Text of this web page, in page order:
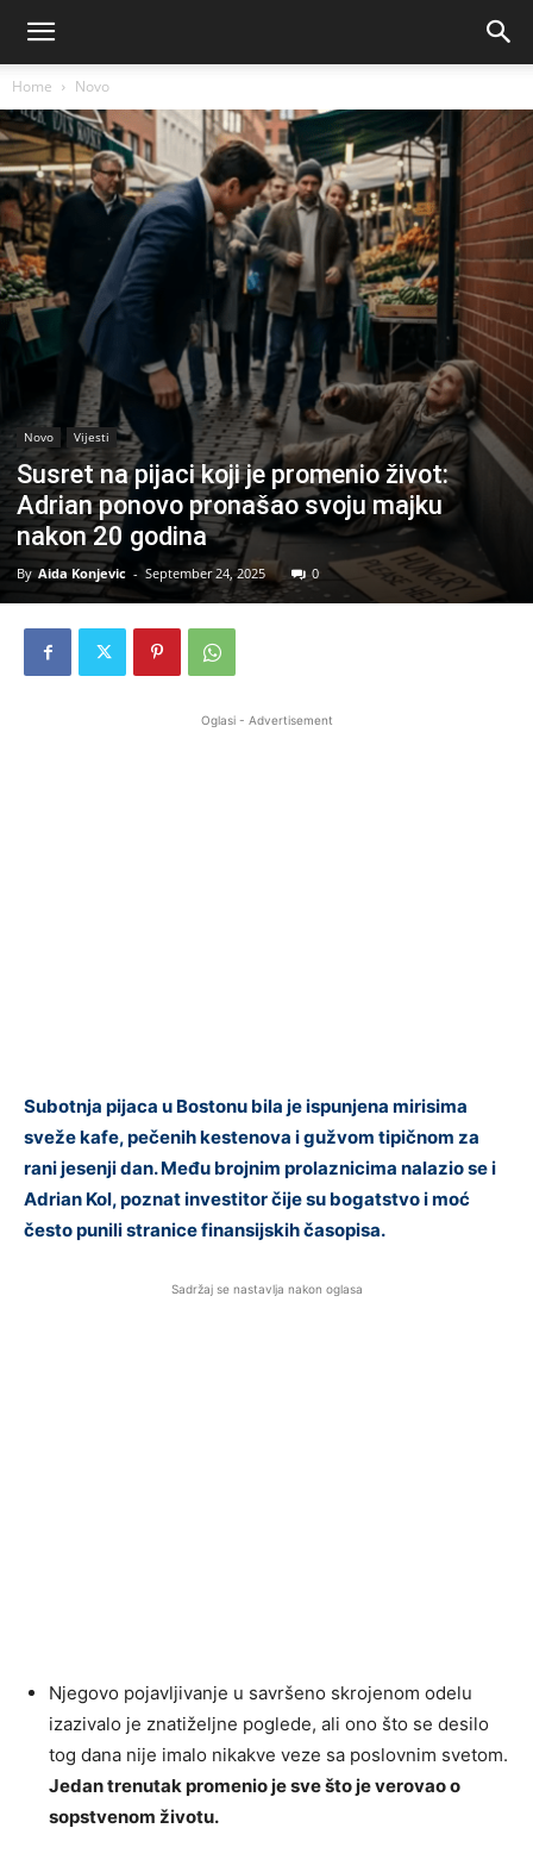
Home Novo
Novo Vijesti
Susret na pijaci koji je promenio život:
Adrian ponovo pronašao svoju majku
nakon 20 godina
By Aida Konjevic - September 24, 2025 0
Oglasi - Advertisement
Subotnja pijaca u Bostonu bila je ispunjena mirisima
sveže kafe, pečenih kestenova i gužvom tipičnom za
rani jesenji dan. Među brojnim prolaznicima nalazio se i
Adrian Kol, poznat investitor čije su bogatstvo i moć
često punili stranice finansijskih časopisa.
Sadržaj se nastavlja nakon oglasa
Njegovo pojavljivanje u savršeno skrojenom odelu
izazivalo je znatiželjne poglede, ali ono što se desilo
tog dana nije imalo nikakve veze sa poslovnim svetom.
Jedan trenutak promenio je sve što je verovao o
sopstvenom životu.